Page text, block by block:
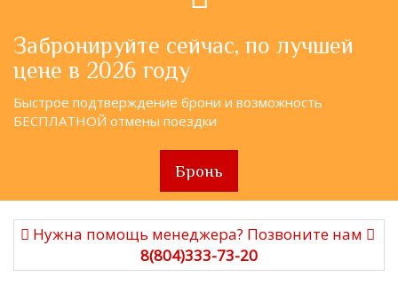
Забронируйте сейчас, по лучшей
цене в 2026 году
Быстрое подтверждение брони и возможность
БЕСПЛАТНОЙ отмены поездки
Бронь
Нужна помощь менеджера? Позвоните нам
8(804)333-73-20